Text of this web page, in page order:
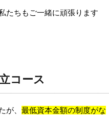
たちもご一緒に頑張ります
コース
が、 最低資本金額の制度がな